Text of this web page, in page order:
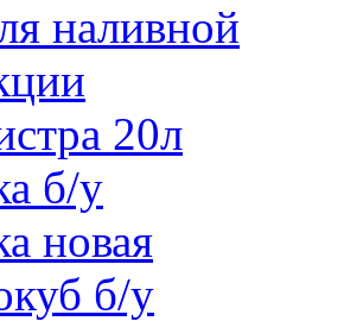
наливной
20л
б/у
новая
б/у